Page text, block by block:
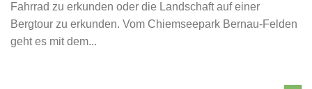
Fahrrad zu erkunden oder die Landschaft auf einer
Bergtour zu erkunden. Vom Chiemseepark Bernau-Felden
geht es mit dem...